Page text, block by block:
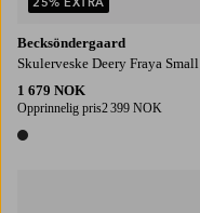
Becksöndergaard
Skulerveske Deery Fraya
1 679 NOK
Opprinnelig pris2 399 NOK
1 farge